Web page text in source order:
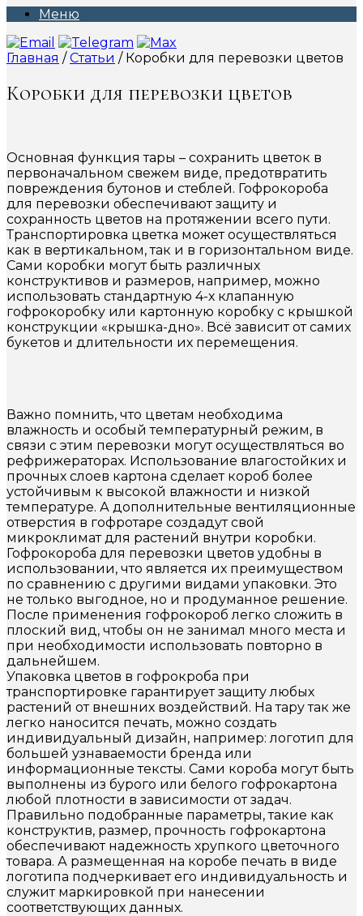
Меню
Главная /Статьи / Коробки для перевозки цветов
Коробки для перевозки цветов
Основная функция тары – сохранить цветок в
первоначальном свежем виде, предотвратить
повреждения бутонов и стеблей. Гофрокороба
для перевозки обеспечивают защиту и
сохранность цветов на протяжении всего пути.
Транспортировка цветка может осуществляться
как в вертикальном, так и в горизонтальном виде.
Сами коробки могут быть различных
конструктивов и размеров, например, можно
использовать стандартную 4-х клапанную
гофрокоробку или картонную коробку с крышкой
конструкции «крышка-дно». Всё зависит от самих
букетов и длительности их перемещения.
Важно помнить, что цветам необходима
влажность и особый температурный режим, в
связи с этим перевозки могут осуществляться во
рефрижераторах. Использование влагостойких и
прочных слоев картона сделает короб более
устойчивым к высокой влажности и низкой
температуре. А дополнительные вентиляционные
отверстия в гофротаре создадут свой
микроклимат для растений внутри коробки.
Гофрокороба для перевозки цветов удобны в
использовании, что является их преимуществом
по сравнению с другими видами упаковки. Это
не только выгодное, но и продуманное решение.
После применения гофрокороб легко сложить в
плоский вид, чтобы он не занимал много места и
при необходимости использовать повторно в
дальнейшем.
Упаковка цветов в гофрокроба при
транспортировке гарантирует защиту любых
растений от внешних воздействий. На тару так же
легко наносится печать, можно создать
индивидуальный дизайн, например: логотип для
большей узнаваемости бренда или
информационные тексты. Сами короба могут быть
выполнены из бурого или белого гофрокартона
любой плотности в зависимости от задач.
Правильно подобранные параметры, такие как
конструктив, размер, прочность гофрокартона
обеспечивают надежность хрупкого цветочного
товара. А размещенная на коробе печать в виде
логотипа подчеркивает его индивидуальность и
служит маркировкой при нанесении
соответствующих данных.